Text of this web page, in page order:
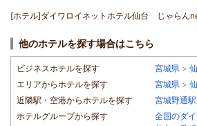
[ホテル]ダイワロイネットホテル仙台 じゃらん
他のホテルを探す場合はこちら
ビジネスホテルを探す 宮城県 >
エリアからホテルを探す
宮城県 >
近隣駅・空港からホテルを探す
宮城野通駅
ホテルグループから探す
全国のダ